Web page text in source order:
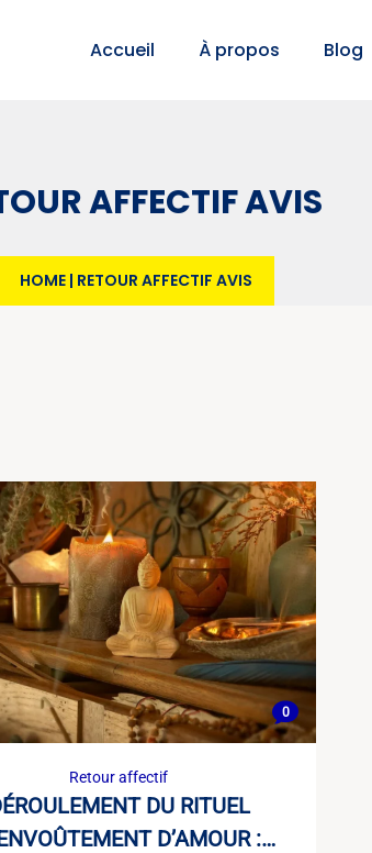
Accueil À propos Blog
AFFECTIF AVIS
HOME | RETOUR AFFECTIF AVIS
0
Retour affectif
DU RITUEL
D’AMOUR :